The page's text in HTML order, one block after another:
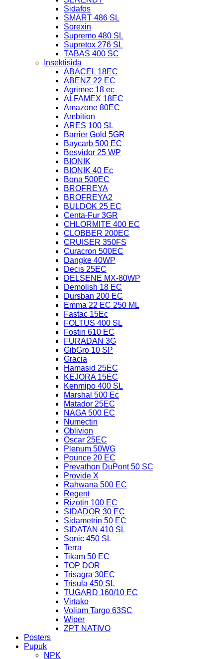
Sidafos
SMART 486 SL
Sorexin
Supremo 480 SL
Supretox 276 SL
TABAS 400 SC
Insektisida
ABACEL 18EC
ABENZ 22 EC
Agrimec 18 ec
ALFAMEX 18EC
Amazone 80EC
Ambition
ARES 100 SL
Barrier Gold 5GR
Baycarb 500 EC
Besvidor 25 WP
BIONIK
BIONIK 40 Ec
Bona 500EC
BROFREYA
BROFREYA2
BULDOK 25 EC
Centa-Fur 3GR
CHLORMITE 400 EC
CLOBBER 200EC
CRUISER 350FS
Curacron 500EC
Dangke 40WP
Decis 25EC
DELSENE MX-80WP
Demolish 18 EC
Dursban 200 EC
Emma 22 EC 250 ML
Fastac 15Ec
FOLTUS 400 SL
Fostin 610 EC
FURADAN 3G
GibGro 10 SP
Gracia
Hamasid 25EC
KEJORA 15EC
Kenmipo 400 SL
Marshal 500 Ec
Matador 25EC
NAGA 500 EC
Numectin
Oblivion
Oscar 25EC
Plenum 50WG
Pounce 20 EC
Prevathon DuPont 50 SC
Provide X
Rahwana 500 EC
Regent
Rizotin 100 EC
SIDADOR 30 EC
Sidametrin 50 EC
SIDATAN 410 SL
Sonic 450 SL
Terra
Tikam 50 EC
TOP DOR
Trisagra 30EC
Trisula 450 SL
TUGARD 160/10 EC
Virtako
Voliam Targo 63SC
Wiper
ZPT NATIVO
Posters
Pupuk
NPK